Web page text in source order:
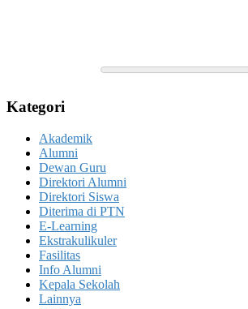
Kategori
Akademik
Alumni
Dewan Guru
Direktori Alumni
Direktori Siswa
Diterima di PTN
E-Learning
Ekstrakulikuler
Fasilitas
Info Alumni
Kepala Sekolah
Lainnya